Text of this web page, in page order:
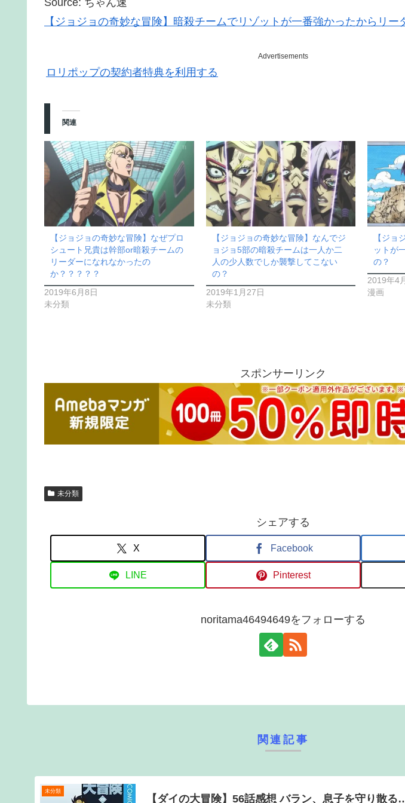
【ジョジョの奇妙な冒険】暗殺チームでリゾットが一番強かったからリー
Advertisements
ロリポップの契約者特典を利用する
関連
【ジョジョの奇妙な冒険】なぜプロ
シュート兄貴は幹部or暗殺チームの
リーダーになれなかったの
か？？？？？
2019年6月8日
未分類
【ジョジョの奇妙な冒険】なんでジ
ョジョ5部の暗殺チームは一人か二
人の少人数でしか襲撃してこない
の？
2019年1月27日
未分類
【ジョ
ットが
の？
2019年4
漫画
スポンサーリンク
未分類
シェアする
X Facebook
LINE Pinterest
noritama46494649をフォローする
関連記事
未分類
【ダイの大冒険】56話感想 バラン、息子を守り散る